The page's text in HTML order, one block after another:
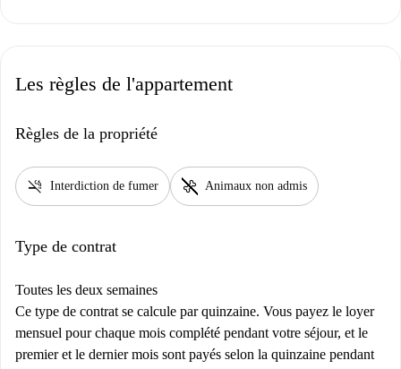
Les règles de l'appartement
Règles de la propriété
smoke_free Interdiction de fumer pet_supplies Animaux non admis
Type de contrat
Toutes les deux semaines
Ce type de contrat se calcule par quinzaine. Vous payez le loyer
mensuel pour chaque mois complété pendant votre séjour, et le
premier et le dernier mois sont payés selon la quinzaine pendant